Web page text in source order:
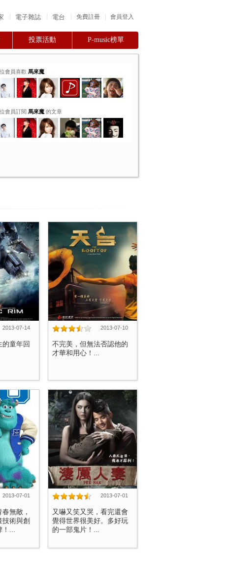
會員登入
免費註冊
電子雜誌 電台
投票活動 P-music榜單
會員喜歡 馬來魔
會員訂閱 馬來魔的文章
2013-07-14
的童年回
2013-07-10
不完美，但無法否認他的
才華和用心！...
2013-07-01
無敵，
技術與創
...
2013-07-01
又嚇又笑又哭，看完還會
覺得世界很美好。多好玩
的一部鬼片！...